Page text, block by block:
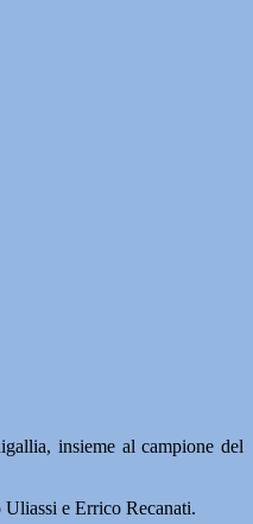
insieme al campione del
e Errico Recanati.